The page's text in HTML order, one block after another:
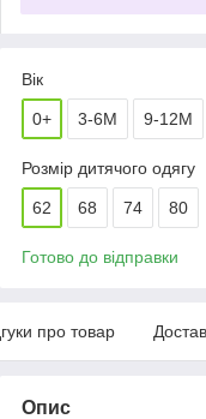
Вік
0+ 3-6М 9-12М
Розмір дитячого одягу
62 68 74 80
Готово до відправки
про товар
Опис